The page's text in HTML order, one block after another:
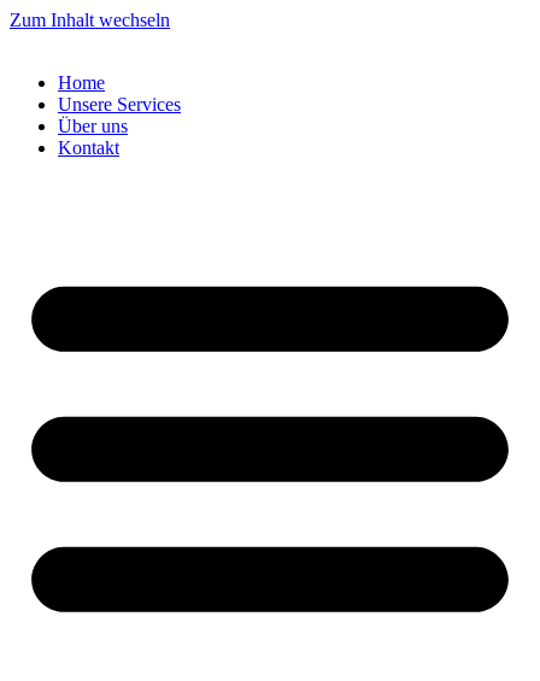
Zum Inhalt wechseln
Home
Unsere Services
Über uns
Kontakt